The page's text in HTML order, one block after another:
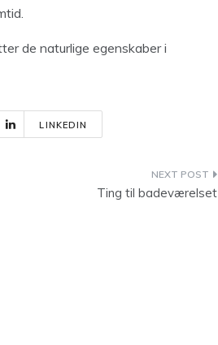
de naturlige egenskaber i
LINKEDIN
Ting til badeværelset